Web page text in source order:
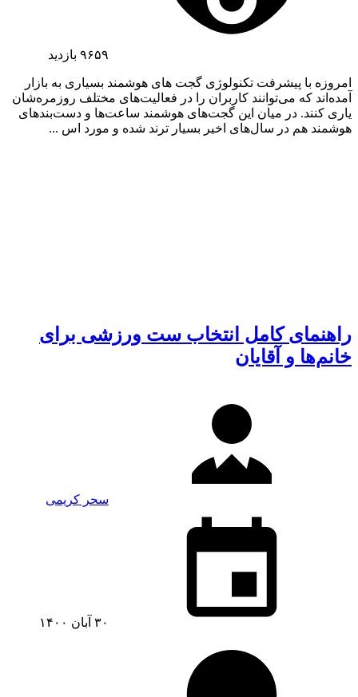
۹۶۵۹ بازدید
امروزه با پیشرفت تکنولوژی گجت های هوشمند بسیاری به بازار
آمده‌اند که می‌توانند کاربران را در فعالیت‌های مختلف روزمره‌شان
یاری کنند. در میان این گجت‌های هوشمند ساعت‌ها و دست‌بندهای
هوشمند هم در سال‌های اخیر بسیار ترند شده و مورد اس ...
راهنمای کامل انتخاب ست ورزشی برای
خانم‌ها و آقایان
سحر کریمی
۳۰ آبان ۱۴۰۰